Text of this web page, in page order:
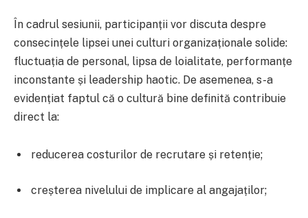
În cadrul sesiunii, participanții vor discuta despre
consecințele lipsei unei culturi organizaționale solide:
fluctuația de personal, lipsa de loialitate, performanțe
inconstante și leadership haotic. De asemenea, s-a
evidențiat faptul că o cultură bine definită contribuie
direct la:
reducerea costurilor de recrutare și retenție;
creșterea nivelului de implicare al angajaților;